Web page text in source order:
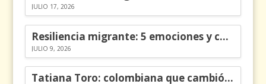
JULIO 17, 2026
Resiliencia migrante: 5 emociones y cómo gestionarlas
JULIO 9, 2026
Tatiana Toro: colombiana que cambió la historia de las matemáticas